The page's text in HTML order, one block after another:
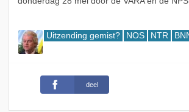
Uitzending gemist? NOS NTR
deel